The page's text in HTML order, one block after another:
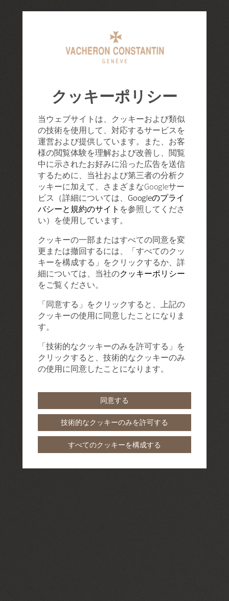
クッキーポリシー
当ウェブサイトは、クッキーおよび類似
の技術を使用して、対応するサービスを
運営および提供しています。また、お客
様の閲覧体験を理解および改善し、閲覧
中に示されたお好みに沿った広告を送信
するために、当社および第三者の分析ク
ッキーに加えて、さまざまなGoogleサー
ビス（詳細については、 Googleのプライ
バシーと規約のサイト を参照してくださ
い）を使用しています。
クッキーの一部またはすべての同意を変
更または撤回するには、「すべてのクッ
キーを構成する」をクリックするか、詳
細については、当社のクッキーポリシー
をご覧ください。
「同意する」をクリックすると、上記の
クッキーの使用に同意したことになりま
す。
「技術的なクッキーのみを許可する」を
クリックすると、技術的なクッキーのみ
の使用に同意したことになります。
同意する
技術的なクッキーのみを許可する
すべてのクッキーを構成する